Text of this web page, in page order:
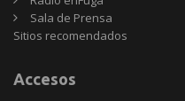
Sala de Prensa
Sitios
Sitios recomendados
Accesos